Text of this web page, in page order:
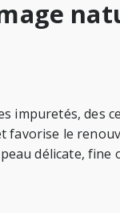
impuretés, des
favorise le
délicate,